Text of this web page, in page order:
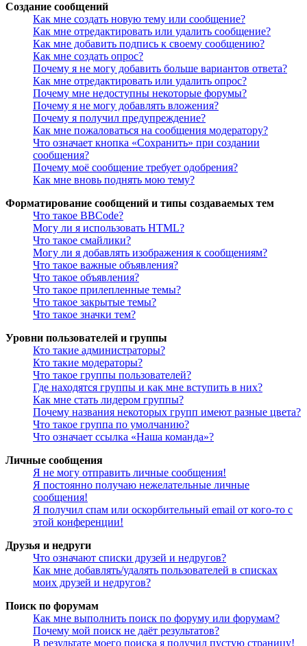
Создание сообщений
Как мне создать новую тему или сообщение?
Как мне отредактировать или удалить сообщение?
Как мне добавить подпись к своему сообщению?
Как мне создать опрос?
Почему я не могу добавить больше вариантов ответа?
Как мне отредактировать или удалить опрос?
Почему мне недоступны некоторые форумы?
Почему я не могу добавлять вложения?
Почему я получил предупреждение?
Как мне пожаловаться на сообщения модератору?
Что означает кнопка «Сохранить» при создании
сообщения?
Почему моё сообщение требует одобрения?
Как мне вновь поднять мою тему?
Форматирование сообщений и типы создаваемых тем
Что такое BBCode?
Могу ли я использовать HTML?
Что такое смайлики?
Могу ли я добавлять изображения к сообщениям?
Что такое важные объявления?
Что такое объявления?
Что такое прилепленные темы?
Что такое закрытые темы?
Что такое значки тем?
Уровни пользователей и группы
Кто такие администраторы?
Кто такие модераторы?
Что такое группы пользователей?
Где находятся группы и как мне вступить в них?
Как мне стать лидером группы?
Почему названия некоторых групп имеют разные цвета?
Что такое группа по умолчанию?
Что означает ссылка «Наша команда»?
Личные сообщения
Я не могу отправить личные сообщения!
Я постоянно получаю нежелательные личные
сообщения!
Я получил спам или оскорбительный email от кого-то с
этой конференции!
Друзья и недруги
Что означают списки друзей и недругов?
Как мне добавлять/удалять пользователей в списках
моих друзей и недругов?
Поиск по форумам
Как мне выполнить поиск по форуму или форумам?
Почему мой поиск не даёт результатов?
В результате моего поиска я получил пустую страницу!